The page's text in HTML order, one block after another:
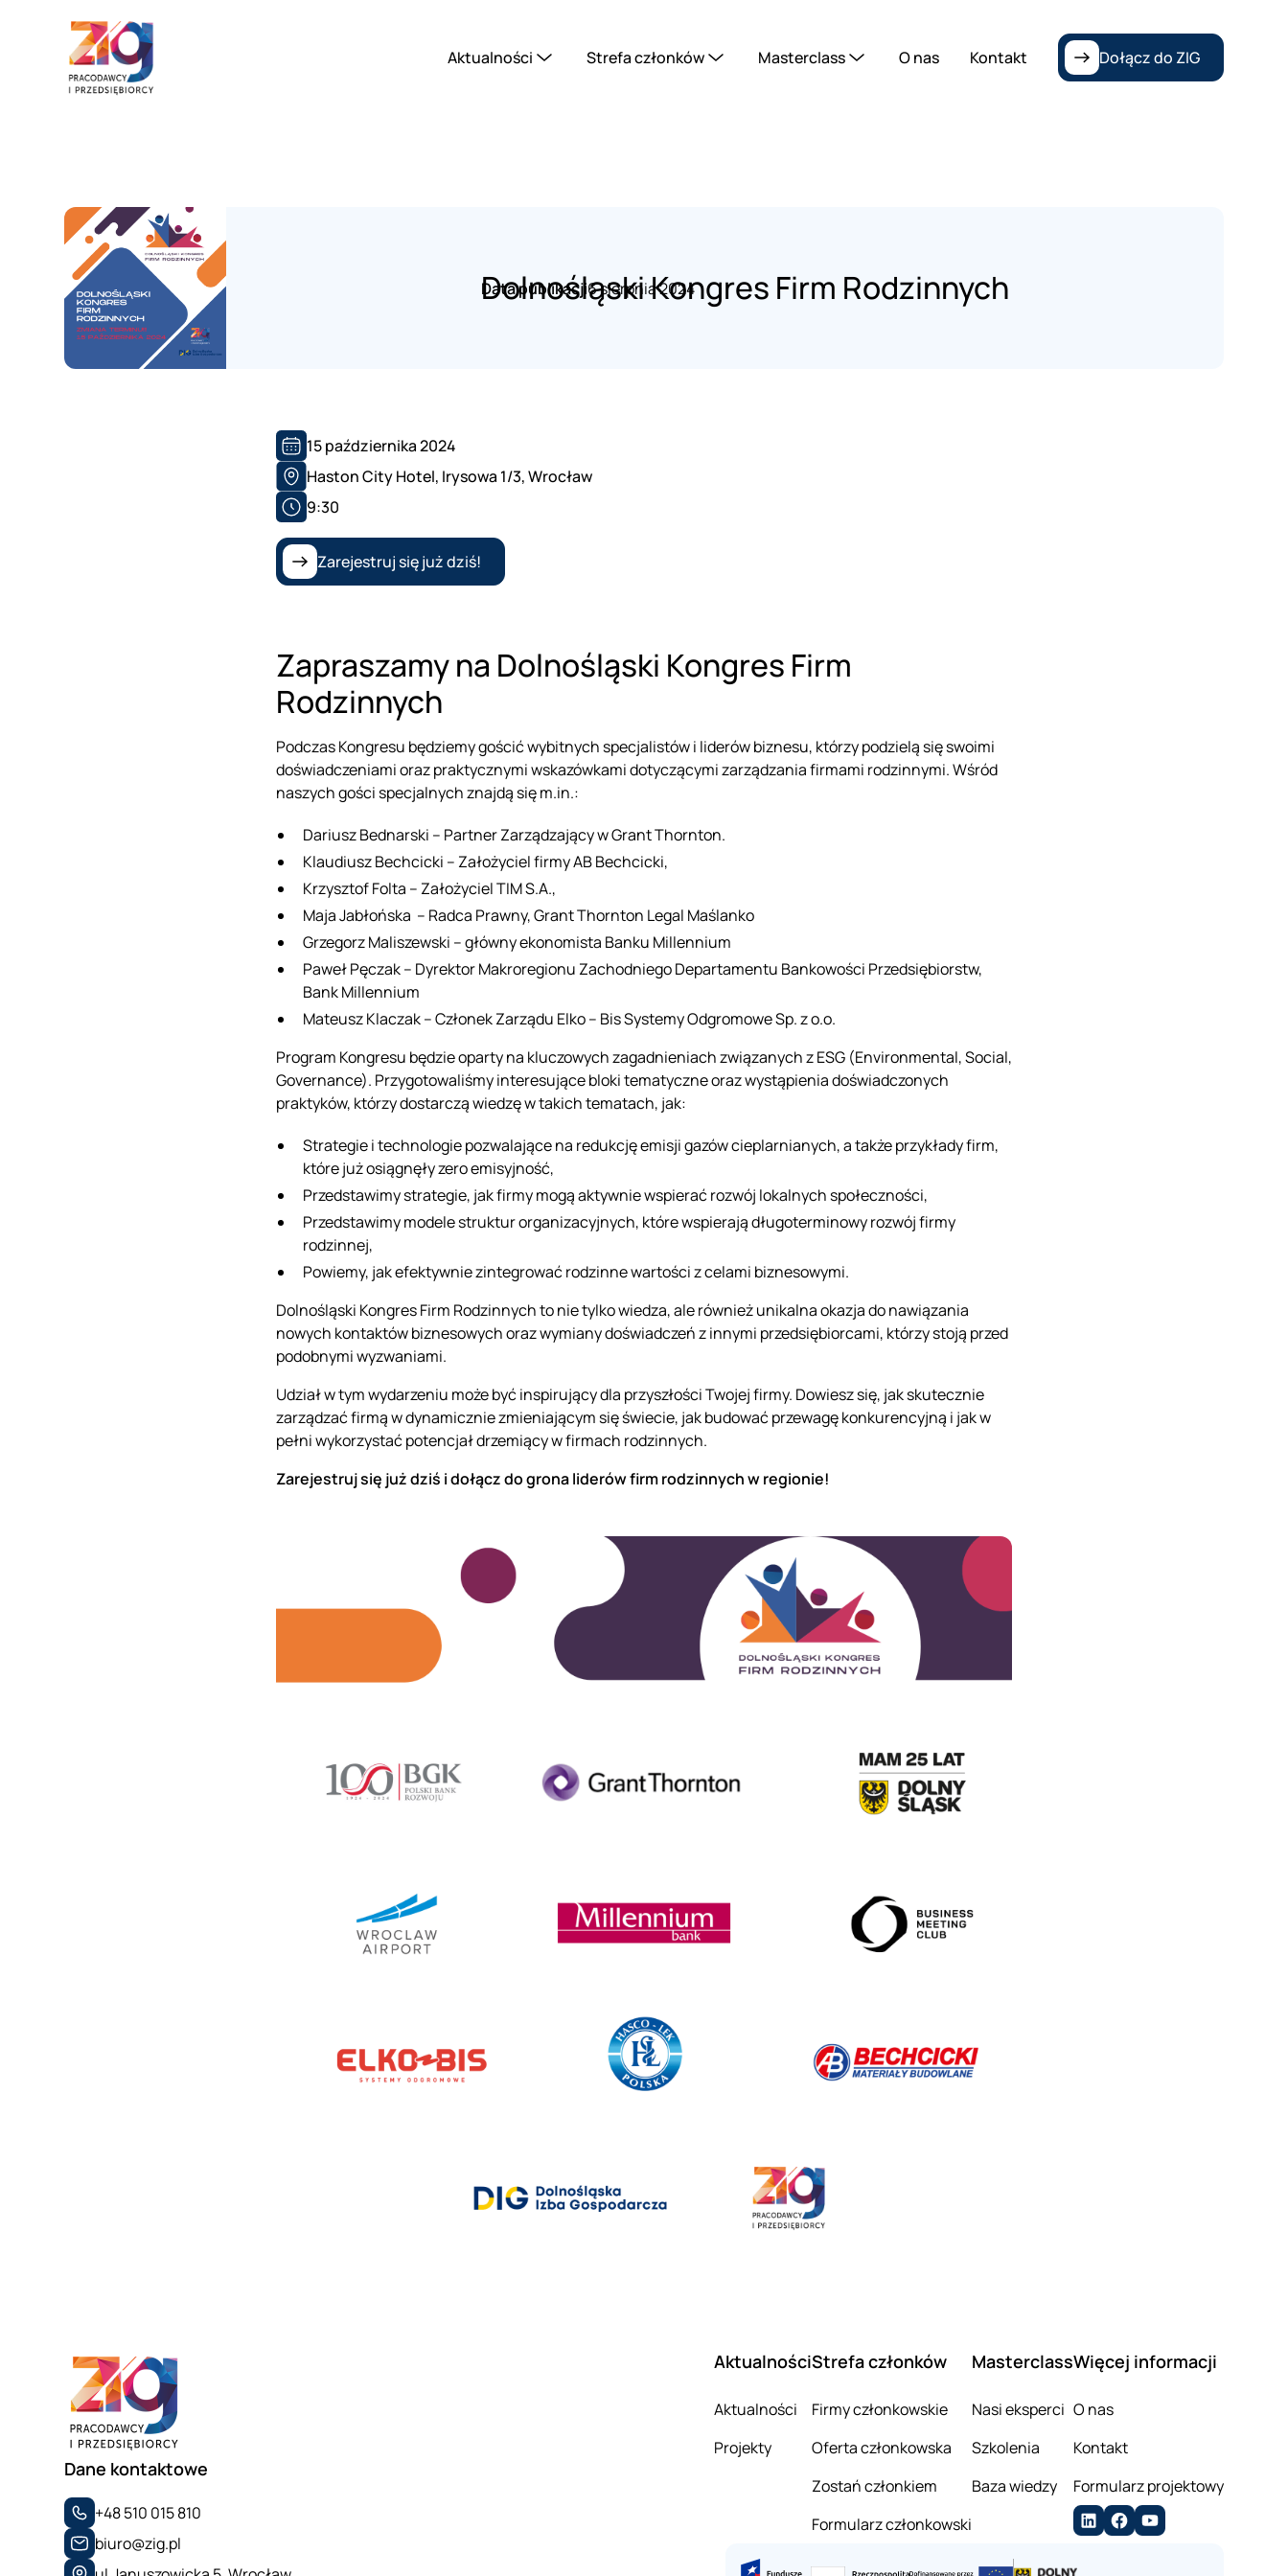
Aktualności Strefa członków Masterclass O nas Kontakt Dołącz do ZIG
Dolnośląski Kongres Firm Rodzinnych
Data publikacji6 sierpnia 2024
15 października 2024
Haston City Hotel, Irysowa 1/3, Wrocław
9:30
Zarejestruj się już dziś!
Zapraszamy na Dolnośląski Kongres Firm
Rodzinnych
Podczas Kongresu będziemy gościć wybitnych specjalistów i liderów biznesu, którzy podzielą się swoimi
doświadczeniami oraz praktycznymi wskazówkami dotyczącymi zarządzania firmami rodzinnymi. Wśród
naszych gości specjalnych znajdą się m.in.:
Dariusz Bednarski – Partner Zarządzający w Grant Thornton.
Klaudiusz Bechcicki – Założyciel firmy AB Bechcicki,
Krzysztof Folta – Założyciel TIM S.A.,
Maja Jabłońska – Radca Prawny, Grant Thornton Legal Maślanko
Grzegorz Maliszewski – główny ekonomista Banku Millennium
Paweł Pęczak – Dyrektor Makroregionu Zachodniego Departamentu Bankowości Przedsiębiorstw,
Bank Millennium
Mateusz Klaczak – Członek Zarządu Elko – Bis Systemy Odgromowe Sp. z o.o.
Program Kongresu będzie oparty na kluczowych zagadnieniach związanych z ESG (Environmental, Social,
Governance). Przygotowaliśmy interesujące bloki tematyczne oraz wystąpienia doświadczonych
praktyków, którzy dostarczą wiedzę w takich tematach, jak:
Strategie i technologie pozwalające na redukcję emisji gazów cieplarnianych, a także przykłady firm,
które już osiągnęły zero emisyjność,
Przedstawimy strategie, jak firmy mogą aktywnie wspierać rozwój lokalnych społeczności,
Przedstawimy modele struktur organizacyjnych, które wspierają długoterminowy rozwój firmy
rodzinnej,
Powiemy, jak efektywnie zintegrować rodzinne wartości z celami biznesowymi.
Dolnośląski Kongres Firm Rodzinnych to nie tylko wiedza, ale również unikalna okazja do nawiązania
nowych kontaktów biznesowych oraz wymiany doświadczeń z innymi przedsiębiorcami, którzy stoją przed
podobnymi wyzwaniami.
Udział w tym wydarzeniu może być inspirujący dla przyszłości Twojej firmy. Dowiesz się, jak skutecznie
zarządzać firmą w dynamicznie zmieniającym się świecie, jak budować przewagę konkurencyjną i jak w
pełni wykorzystać potencjał drzemiący w firmach rodzinnych.
Zarejestruj się już dziś i dołącz do grona liderów firm rodzinnych w regionie!
Dane kontaktowe
+48 510 015 810
biuro@zig.pl
Aktualności
Aktualności
Projekty
Strefa członków
Firmy członkowskie
Oferta członkowska
Zostań członkiem
Formularz członkowski
Masterclass
Nasi eksperci
Szkolenia
Baza wiedzy
Więcej informacji
O nas
Kontakt
Formularz projektowy